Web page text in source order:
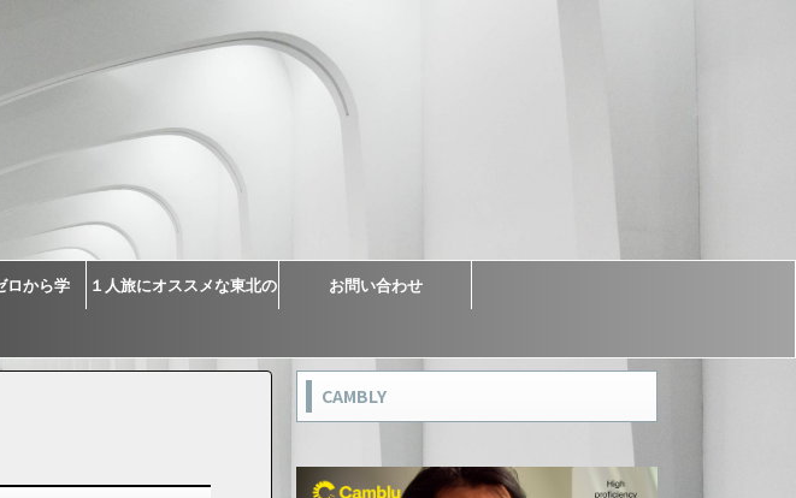
ロから学 １人旅にオススメな東北の お問い合わせ
CAMBLY